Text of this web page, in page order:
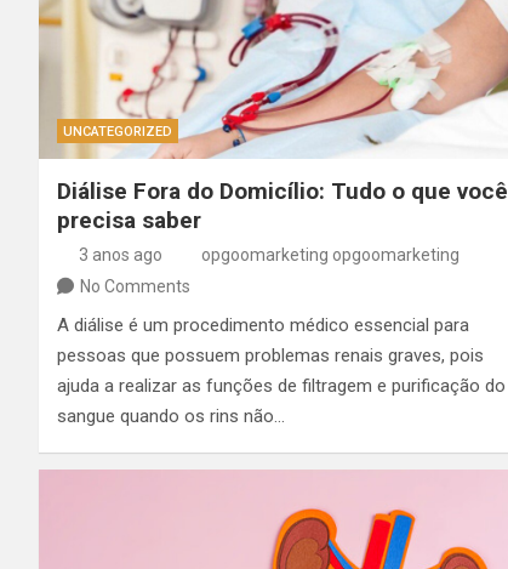
UNCATEGORIZED
Diálise Fora do Domicílio: Tudo o que você
precisa saber
3 anos ago
opgoomarketing opgoomarketing
No Comments
A diálise é um procedimento médico essencial para
pessoas que possuem problemas renais graves, pois
ajuda a realizar as funções de filtragem e purificação do
sangue quando os rins não…